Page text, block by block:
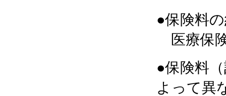
●保険料
医療保
●保険料
よって異